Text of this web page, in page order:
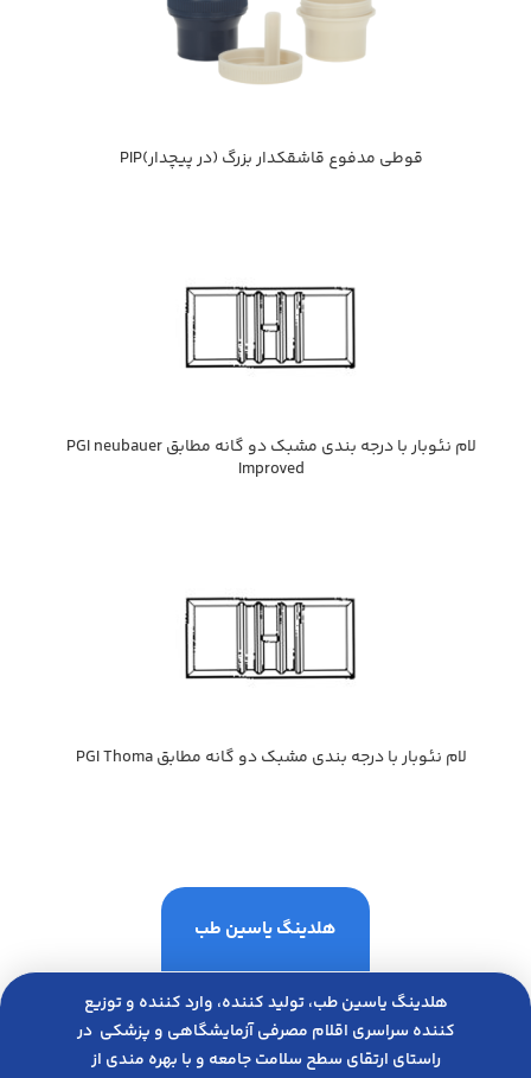
قوطي مدفوع قاشقكدار بزرگ (در پيچدار)PIP
لام نئوبار با درجه بندي مشبك دو گانه مطابق PGI neubauer
Improved
لام نئوبار با درجه بندي مشبك دو گانه مطابق PGI Thoma
هلدینگ یاسین طب
هلدینگ یاسین طب، تولید کننده، وارد کننده و توزیع
کننده سراسری اقلام مصرفی آزمایشگاهی و پزشکی در
راﺳﺘﺎی ارﺗﻘﺎی ﺳﻄﺢ ﺳﻼﻣﺖ ﺟﺎﻣﻌﻪ و ﺑﺎ ﺑﻬﺮه ﻣﻨﺪی از